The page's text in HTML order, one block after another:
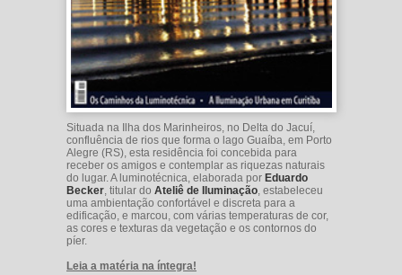
Situada na Ilha dos Marinheiros, no Delta do Jacuí,
confluência de rios que forma o lago Guaíba, em Porto
Alegre (RS), esta residência foi concebida para
receber os amigos e contemplar as riquezas naturais
do lugar. A luminotécnica, elaborada por Eduardo
Becker, titular do Ateliê de Iluminação, estabeleceu
uma ambientação confortável e discreta para a
edificação, e marcou, com várias temperaturas de cor,
as cores e texturas da vegetação e os contornos do
píer.
Leia a matéria na íntegra!